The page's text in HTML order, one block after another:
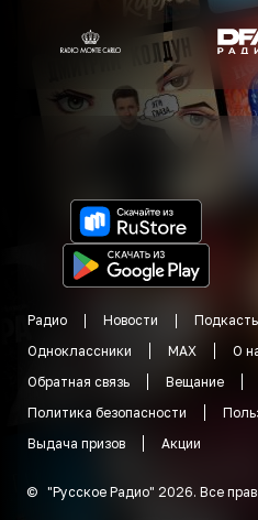
Радио Новости
Одноклассники
MAX О
Обратная связь
Вещание
Политика безопасности
Выдача призов
Акции
© "Русское Радио" 2026. Все